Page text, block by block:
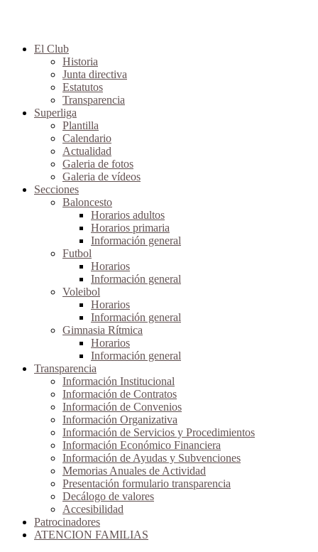
El Club
Historia
Junta directiva
Estatutos
Transparencia
Superliga
Plantilla
Calendario
Actualidad
Galeria de fotos
Galeria de vídeos
Secciones
Baloncesto
Horarios adultos
Horarios primaria
Información general
Futbol
Horarios
Información general
Voleibol
Horarios
Información general
Gimnasia Rítmica
Horarios
Información general
Transparencia
Información Institucional
Información de Contratos
Información de Convenios
Información Organizativa
Información de Servicios y Procedimientos
Información Económico Financiera
Información de Ayudas y Subvenciones
Memorias Anuales de Actividad
Presentación formulario transparencia
Decálogo de valores
Accesibilidad
Patrocinadores
ATENCION FAMILIAS